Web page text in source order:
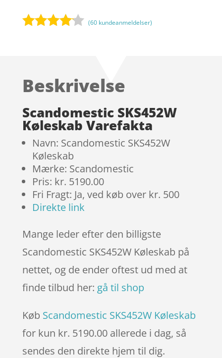
på
ømmels
er
(60 kundeanmeldelser)
Beskrivelse
Scandomestic SKS452W
Køleskab Varefakta
Navn: Scandomestic SKS452W
Køleskab
Mærke: Scandomestic
Pris: kr. 5190.00
Fri Fragt: Ja, ved køb over kr. 500
Direkte link
Mange leder efter den billigste
Scandomestic SKS452W Køleskab på
nettet, og de ender oftest ud med at
finde tilbud her: gå til shop
Køb Scandomestic SKS452W Køleskab
for kun kr. 5190.00 allerede i dag, så
sendes den direkte hjem til dig.